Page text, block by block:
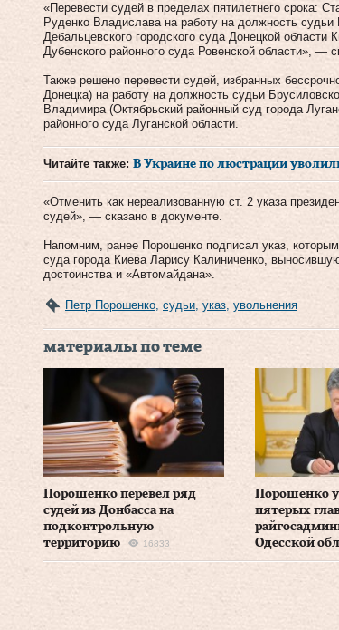
«Перевести судей в пределах пятилетнего срока:
Руденко Владислава на работу на должность
Дебальцевского городского суда Донецкой
Дубенского районного суда Ровенской области», —
Также решено перевести судей, избранных
Донецка) на работу на должность судьи
Владимира (Октябрьский районный суд города
районного суда Луганской области.
Читайте также: В Украине по люстрации
«Отменить как нереализованную ст. 2 указа
судей», — сказано в документе.
Напомним, ранее Порошенко подписал указ,
суда города Киева Ларису Калиниченко,
достоинства и «Автомайдана».
Петр Порошенко, судьи, указ, увольнения
материалы по теме
Порошенко перевел ряд
судей из Донбасса на
подконтрольную
территорию
16833
Порошенко
пятерых
Одесской